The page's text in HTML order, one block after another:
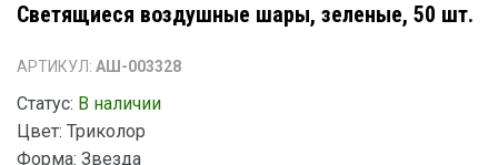
Светящиеся воздушные шары, зеленые, 50 шт.
АРТИКУЛ: АШ-003328
Статус: В наличии
Цвет: Триколор
Форма: Звезда